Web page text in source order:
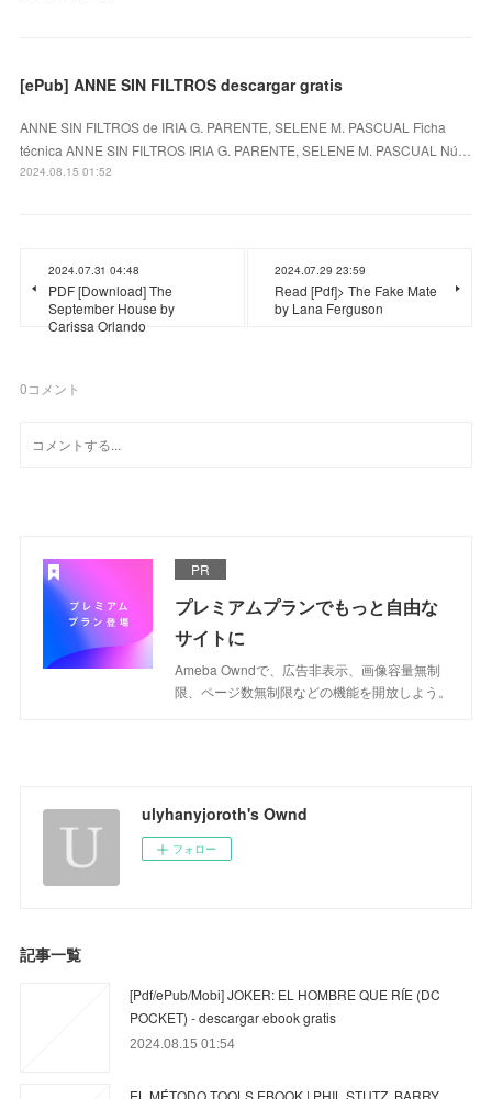
[ePub] ANNE SIN FILTROS descargar gratis
ANNE SIN FILTROS de IRIA G. PARENTE, SELENE M. PASCUAL Ficha
técnica ANNE SIN FILTROS IRIA G. PARENTE, SELENE M. PASCUAL Nú…
2024.08.15 01:52
2024.07.31 04:48
PDF [Download] The
September House by
Carissa Orlando
2024.07.29 23:59
Read [Pdf]> The Fake Mate
by Lana Ferguson
0コメント
PR
プレミアムプランでもっと自由な
サイトに
Ameba Owndで、広告非表示、画像容量無制
限、ページ数無制限などの機能を開放しよう。
ulyhanyjoroth's Ownd
フォロー
記事一覧
[Pdf/ePub/Mobi] JOKER: EL HOMBRE QUE RÍE (DC
POCKET) - descargar ebook gratis
2024.08.15 01:54
EL MÉTODO TOOLS EBOOK | PHIL STUTZ, BARRY